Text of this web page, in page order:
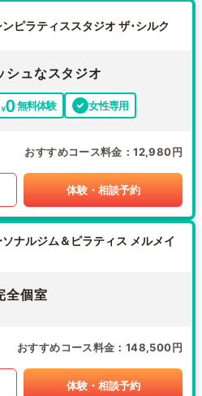
ンピラティススタジオ ザ･シルク
シュなスタジオ
無料体験 女性専用
おすすめコース料金 12,980円
体験・相談予約
ナルジム＆ピラティス メルメイ
全個室
おすすめコース料金 148,500円
体験・相談予約